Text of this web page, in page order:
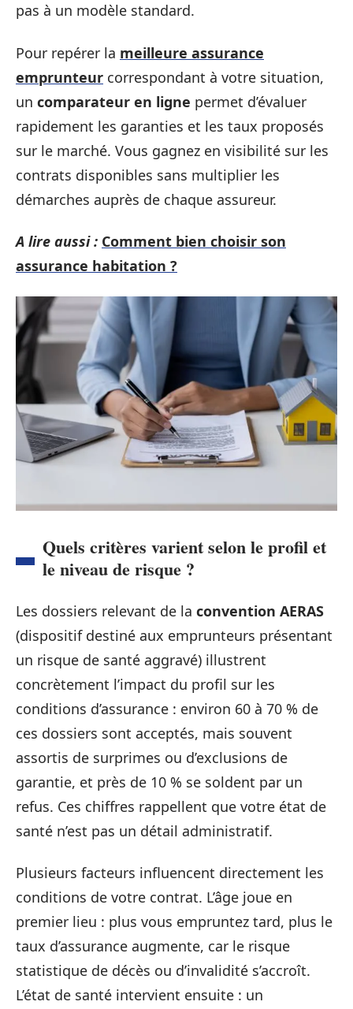
pas à un modèle standard.
Pour repérer la meilleure assurance
emprunteur correspondant à votre situation,
un comparateur en ligne permet d’évaluer
rapidement les garanties et les taux proposés
sur le marché. Vous gagnez en visibilité sur les
contrats disponibles sans multiplier les
démarches auprès de chaque assureur.
A lire aussi : Comment bien choisir son
assurance habitation ?
Quels critères varient selon le profil et
le niveau de risque ?
Les dossiers relevant de la convention AERAS
(dispositif destiné aux emprunteurs présentant
un risque de santé aggravé) illustrent
concrètement l’impact du profil sur les
conditions d’assurance : environ 60 à 70 % de
ces dossiers sont acceptés, mais souvent
assortis de surprimes ou d’exclusions de
garantie, et près de 10 % se soldent par un
refus. Ces chiffres rappellent que votre état de
santé n’est pas un détail administratif.
Plusieurs facteurs influencent directement les
conditions de votre contrat. L’âge joue en
premier lieu : plus vous empruntez tard, plus le
taux d’assurance augmente, car le risque
statistique de décès ou d’invalidité s’accroît.
L’état de santé intervient ensuite : un